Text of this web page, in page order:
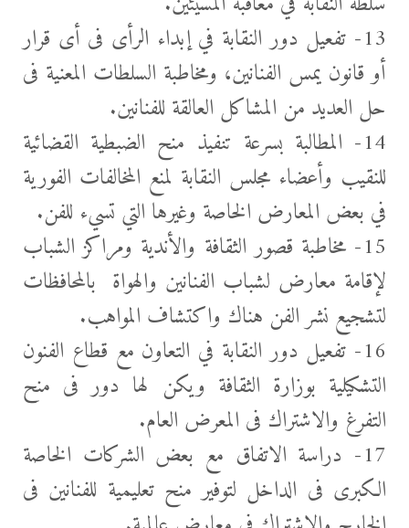
13- تفعيل دور النقابة في إبداء الرأى فى أى قرار
أو قانون يمس الفنانين، ومخاطبة السلطات المعنية فى
حل العديد من المشاكل العالقة للفنانين.
14- المطالبة بسرعة تنفيذ منح الضبطية القضائية
للنقيب وأعضاء مجلس النقابة لمنع المخالفات الفورية
في بعض المعارض الخاصة وغيرها التي تسيء للفن.
15- مخاطبة قصور الثقافة والأندية ومراكز الشباب
لإقامة معارض لشباب الفنانين والهواة بالمحافظات
لتشجيع نشر الفن هناك واكتشاف المواهب.
16- تفعيل دور النقابة في التعاون مع قطاع الفنون
التشكيلية بوزارة الثقافة ويكن لها دور فى منح
التفرغ والاشتراك فى المعرض العام.
17- دراسة الاتفاق مع بعض الشركات الخاصة
الكبرى فى الداخل لتوفير منح تعليمية للفنانين فى